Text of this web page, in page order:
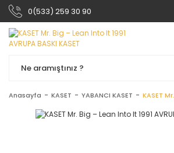
0(533) 259 30 90
Anasayfa KASET YABANCI KASET KASET